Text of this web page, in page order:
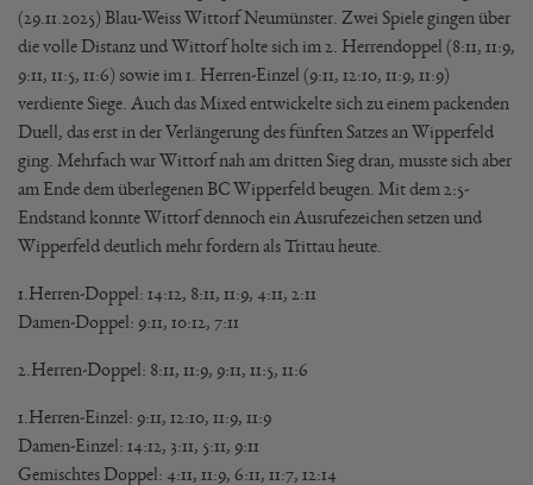
(29.11.2025) Blau-Weiss Wittorf Neumünster. Zwei Spiele gingen über
die volle Distanz und Wittorf holte sich im 2. Herrendoppel (8:11, 11:9,
9:11, 11:5, 11:6) sowie im 1. Herren-Einzel (9:11, 12:10, 11:9, 11:9)
verdiente Siege. Auch das Mixed entwickelte sich zu einem packenden
Duell, das erst in der Verlängerung des fünften Satzes an Wipperfeld
ging. Mehrfach war Wittorf nah am dritten Sieg dran, musste sich aber
am Ende dem überlegenen BC Wipperfeld beugen. Mit dem 2:5-
Endstand konnte Wittorf dennoch ein Ausrufezeichen setzen und
Wipperfeld deutlich mehr fordern als Trittau heute.
1.Herren-Doppel: 14:12, 8:11, 11:9, 4:11, 2:11
Damen-Doppel: 9:11, 10:12, 7:11
2.Herren-Doppel: 8:11, 11:9, 9:11, 11:5, 11:6
1.Herren-Einzel: 9:11, 12:10, 11:9, 11:9
Damen-Einzel: 14:12, 3:11, 5:11, 9:11
Gemischtes Doppel: 4:11, 11:9, 6:11, 11:7, 12:14